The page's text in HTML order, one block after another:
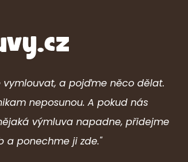
vymlouvat, a pojďme něco dělat.
neposunou. A pokud nás
výmluva napadne, přidejme
a ponechme ji zde."